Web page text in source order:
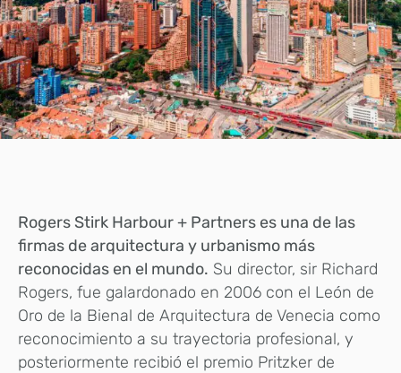
Rogers Stirk Harbour + Partners es una de las
firmas de arquitectura y urbanismo más
reconocidas en el mundo. Su director, sir Richard
Rogers, fue galardonado en 2006 con el León de
Oro de la Bienal de Arquitectura de Venecia como
reconocimiento a su trayectoria profesional, y
posteriormente recibió el premio Pritzker de